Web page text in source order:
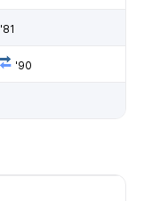
'81
'90